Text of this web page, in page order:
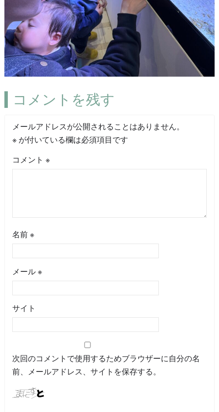
コメントを残す
メールアドレスが公開されることはありません。
※が付いている欄は必須項目です
コメント ※
名前 ※
メール ※
サイト
次回のコメントで使用するためブラウザーに自分の名
前、メールアドレス、サイトを保存する。